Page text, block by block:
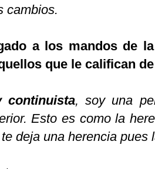
cambios.
a los mandos de
que le califican
continuista, soy una
Esto es como la
deja una herencia pues